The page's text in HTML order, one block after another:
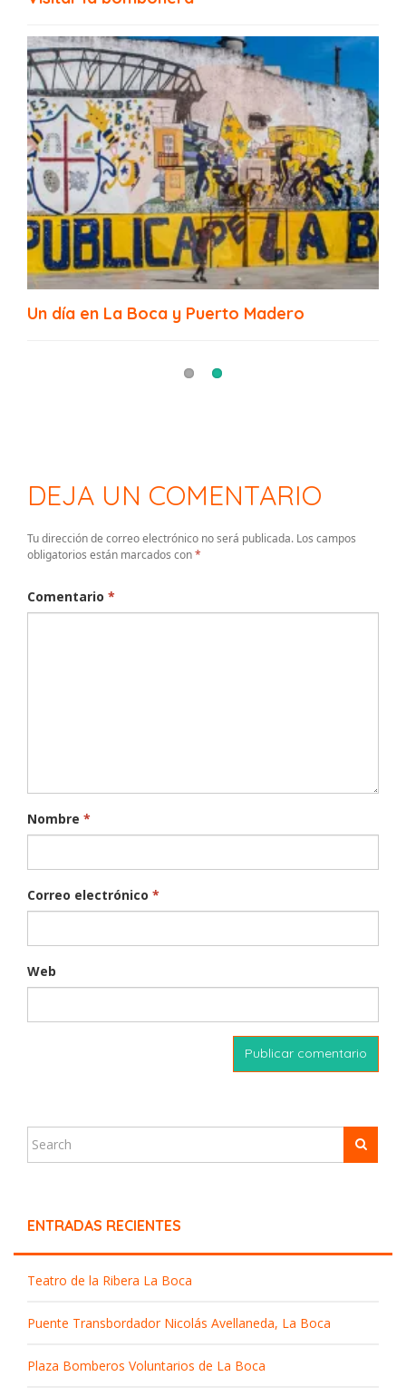
Un día en La Boca y Puerto Madero
DEJA UN COMENTARIO
Tu dirección de correo electrónico no será publicada. Los campos
obligatorios están marcados con*
Comentario *
Nombre *
Correo electrónico *
Web
ENTRADAS RECIENTES
Teatro de la Ribera La Boca
Puente Transbordador Nicolás Avellaneda, La Boca
Plaza Bomberos Voluntarios de La Boca